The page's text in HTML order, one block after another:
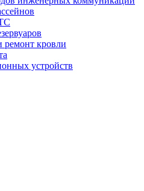
ремонт кровли
устройств